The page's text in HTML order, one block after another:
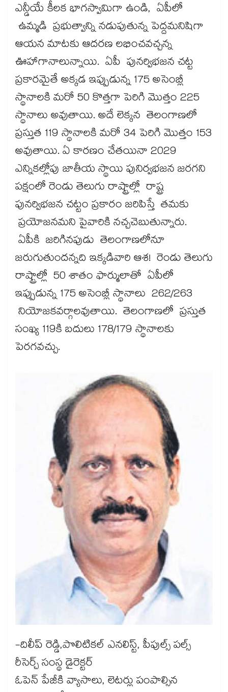
ఎన్డీయే కీలక భాగస్వామిగా ఉండి, ఏపీలో
ఉమ్మడి ప్రభుత్వాన్ని నడుపుతున్న పెద్దమనిషిగా
ఆయన మాటకు ఆదరణ లభించవచ్చన్న
ఊహాగానాలున్నాయి. ఏపీ పునర్విభజన చట్ట
ప్రకారమైతే అక్కడ ఇప్పుడున్న 175 అసెంబ్లీ
స్థానాలకి మరో 50 కొత్తగా పెరిగి మొత్తం 225
స్థానాలు అవుతాయి. అదే లెక్కన తెలంగాణలో
ప్రస్తుత 119 స్థానాలకి మరో 34 పెరిగి మొత్తం 153
అవుతాయి. ఏ కారణం చేతయినా 2029
ఎన్నికల్లోపు జాతీయ స్థాయి పునిర్వభజన జరగని
పక్షంలో రెండు తెలుగు రాష్ట్రాల్లో రాష్ట్ర
పునర్విభజన చట్టం ప్రకారం జరిపిస్తే తమకు
ప్రయోజనమని పైవారికి నచ్చచెబుతున్నారు.
ఏపీకి జరిగినపుడు తెలంగాణలోనూ
జరుగుతుందన్నది ఇక్కడివారి ఆశ! రెండు తెలుగు
రాష్ట్రాల్లో 50 శాతం ఫార్ములాతో ఏపీలో
ఇప్పుడున్న 175 అసెంబ్లీ స్థానాలు 262/263
నియోజకవర్గాలవుతాయి. తెలంగాణలో ప్రస్తుత
సంఖ్య 119కి బదులు 178/179 స్థానాలకు
పెరగవచ్చు.
-దిలీప్ రెడ్డి,పొలిటికల్ ఎనలిస్ట్, పీపుల్స్ పల్స్
రీసెర్చ్ సంస్థ డైరెక్టర్
ఓపెన్​ పేజీకి వ్యాసాలు, లెటర్లు పంపాల్సిన